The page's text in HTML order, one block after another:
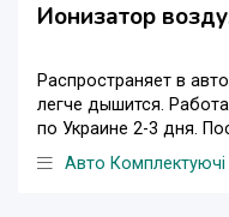
Ионизатор
Распространяет в
легче дышится.
по Украине 2-3 дня.
Авто Комплектуючі